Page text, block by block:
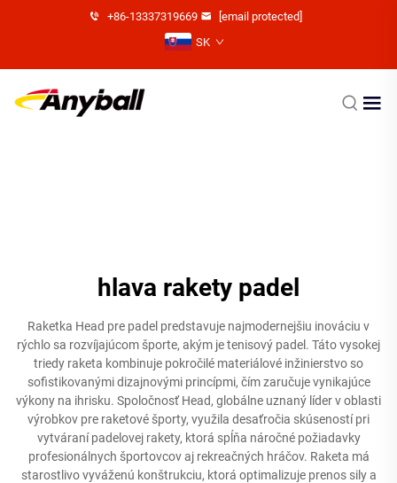
+86-13337319669
[email protected]
SK
hlava rakety padel
Raketka Head pre padel predstavuje najmodernejšiu inováciu v
rýchlo sa rozvíjajúcom športe, akým je tenisový padel. Táto vysokej
triedy raketa kombinuje pokročilé materiálové inžinierstvo so
sofistikovanými dizajnovými princípmi, čím zaručuje vynikajúce
výkony na ihrisku. Spoločnosť Head, globálne uznaný líder v oblasti
výrobkov pre raketové športy, využila desaťročia skúseností pri
vytváraní padelovej rakety, ktorá spĺňa náročné požiadavky
profesionálnych športovcov aj rekreačných hráčov. Raketa má
starostlivo vyváženú konštrukciu, ktorá optimalizuje prenos sily a